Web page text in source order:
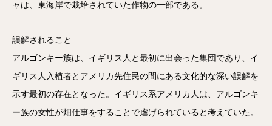
ャは、東海岸で栽培されていた作物の一部である。
誤解されること
アルゴンキー族は、イギリス人と最初に出会った集団であり、イ
ギリス人入植者とアメリカ先住民の間にある文化的な深い誤解を
示す最初の存在となった。イギリス系アメリカ人は、アルゴンキ
ー族の女性が畑仕事をすることで虐げられていると考えていた。